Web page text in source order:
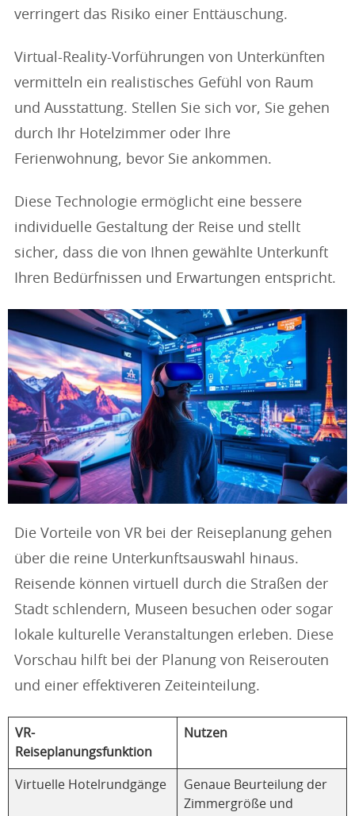
verringert das Risiko einer Enttäuschung.
Virtual-Reality-Vorführungen von Unterkünften
vermitteln ein realistisches Gefühl von Raum
und Ausstattung. Stellen Sie sich vor, Sie gehen
durch Ihr Hotelzimmer oder Ihre
Ferienwohnung, bevor Sie ankommen.
Diese Technologie ermöglicht eine bessere
individuelle Gestaltung der Reise und stellt
sicher, dass die von Ihnen gewählte Unterkunft
Ihren Bedürfnissen und Erwartungen entspricht.
Die Vorteile von VR bei der Reiseplanung gehen
über die reine Unterkunftsauswahl hinaus.
Reisende können virtuell durch die Straßen der
Stadt schlendern, Museen besuchen oder sogar
lokale kulturelle Veranstaltungen erleben. Diese
Vorschau hilft bei der Planung von Reiserouten
und einer effektiveren Zeiteinteilung.
VR-
Reiseplanungsfunktion
Nutzen
Virtuelle Hotelrundgänge
Genaue Beurteilung der
Zimmergröße und